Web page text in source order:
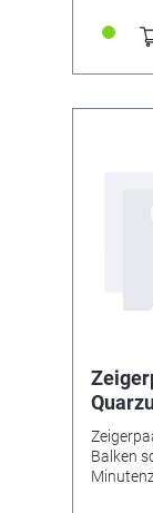
Std.-
Balken